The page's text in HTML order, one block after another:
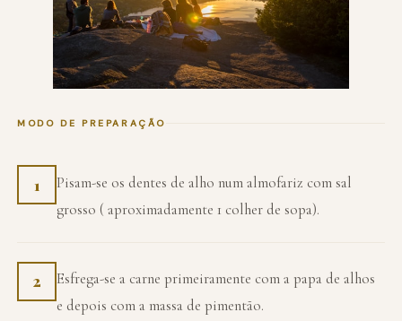
MODO DE PREPARAÇÃO
1
Pisam-se os dentes de alho num almofariz com sal
grosso ( aproximadamente 1 colher de sopa).
2
Esfrega-se a carne primeiramente com a papa de alhos
e depois com a massa de pimentão.